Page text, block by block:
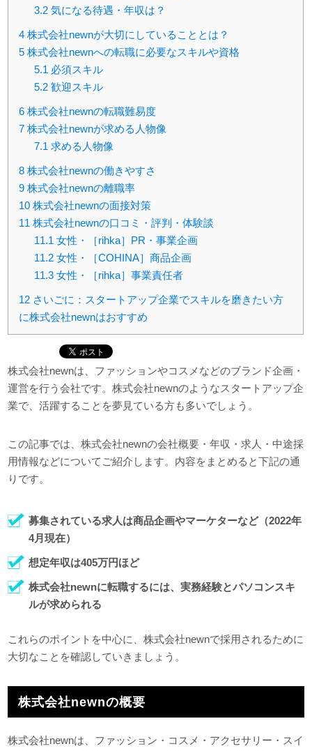
3.2 気になる待遇・年収は？
4 株式会社newnが大切にしていることとは？
5 株式会社newnへの転職に必要なスキルや資格
5.1 必須スキル
5.2 歓迎スキル
6 株式会社newnの転職難易度
7 株式会社newnが求める人物像
7.1 求める人物像
8 株式会社newnの働きやすさ
9 株式会社newnの離職率
10 株式会社newnの面接対策
11 株式会社newnの口コミ・評判・体験談
11.1 女性・［rihka］PR・事業企画
11.2 女性・［COHINA］商品企画
11.3 女性・［rihka］事業責任者
12 さいごに：スタートアップ企業でスキルを磨きたい方
に株式会社newnはおすすめ
株式会社newnは、ファッションやコスメなどのブランド企画・
運営を行う会社です。株式会社newnのようなスタートアップ企
業で、活躍することを夢見ている方も多いでしょう。
この記事では、株式会社newnの会社概要・年収・求人・中途採
用情報などについてご紹介します。内容をまとめると下記の通
りです。
募集されている求人は商品企画やマーケターなど（2022年
4月現在）
想定年収は405万円ほど
株式会社newnに転職するには、実務経験とパソコンスキ
ルが求められる
これらのポイントを中心に、株式会社newnで採用されるために
大切なことを確認していきましょう。
株式会社newnの概要
株式会社newnは、ファッション・コスメ・アクセサリー・スイ